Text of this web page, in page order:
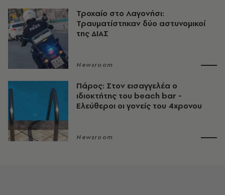
Τροχαίο στο Λαγονήσι:
Τραυματίστηκαν δύο αστυνομικοί
της ΔΙΑΣ
Newsroom
Πάρος: Στον εισαγγελέα ο
ιδιοκτήτης του beach bar -
Ελεύθεροι οι γονείς του 4χρονου
Newsroom